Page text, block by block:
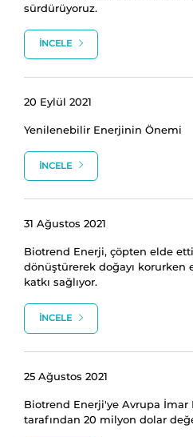
sürdürüyoruz.
İNCELE
20 Eylül 2021
Yenilenebilir Enerjinin Önemi
İNCELE
31 Ağustos 2021
Biotrend Enerji, çöpten elde
dönüştürerek doğayı
katkı sağlıyor.
İNCELE
25 Ağustos 2021
Biotrend Enerji'ye Avrupa İmar
tarafından 20 milyon dolar